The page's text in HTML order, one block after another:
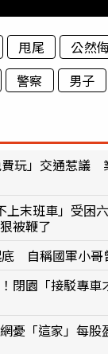
甩尾 公然
警察 男子
玩」交通惹議
上末班車」受困
被鞭了
自稱國軍小哥
閉園「接駁專
憂「這家」每